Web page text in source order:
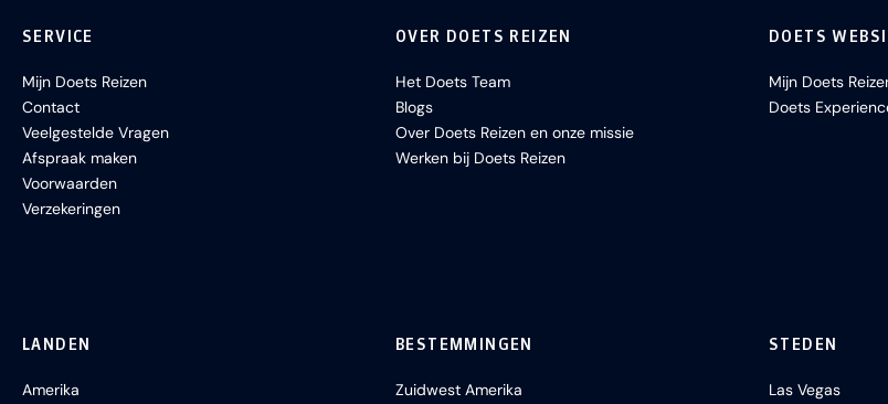
SERVICE
Mijn Doets Reizen
Contact
Veelgestelde Vragen
Afspraak maken
Voorwaarden
Verzekeringen
OVER DOETS REIZEN
Het Doets Team
Blogs
Over Doets Reizen en onze missie
Werken bij Doets Reizen
DOETS
Mijn Doets
Doets
LANDEN
Amerika
BESTEMMINGEN
Zuidwest Amerika
STEDEN
Las Vegas